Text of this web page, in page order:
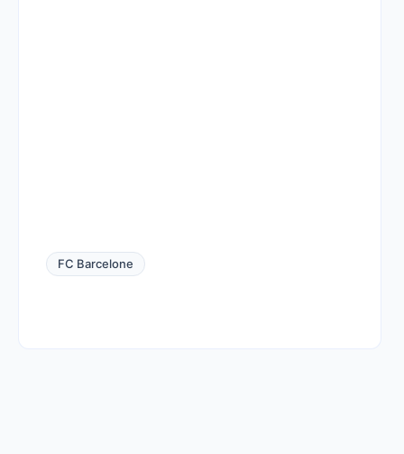
FC Barcelone